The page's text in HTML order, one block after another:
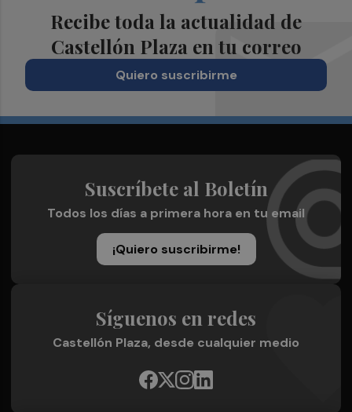
Recibe toda la actualidad de
Castellón Plaza en tu correo
Quiero suscribirme
Suscríbete al Boletín
Todos los días a primera hora en tu email
¡Quiero suscribirme!
Síguenos en redes
Castellón Plaza, desde cualquier medio